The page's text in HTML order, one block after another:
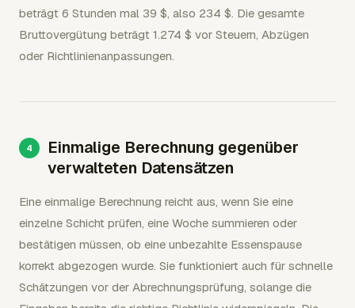
beträgt 6 Stunden mal 39 $, also 234 $. Die gesamte
Bruttovergütung beträgt 1.274 $ vor Steuern, Abzügen
oder Richtlinienanpassungen.
Einmalige Berechnung gegenüber
verwalteten Datensätzen
Eine einmalige Berechnung reicht aus, wenn Sie eine
einzelne Schicht prüfen, eine Woche summieren oder
bestätigen müssen, ob eine unbezahlte Essenspause
korrekt abgezogen wurde. Sie funktioniert auch für schnelle
Schätzungen vor der Abrechnungsprüfung, solange die